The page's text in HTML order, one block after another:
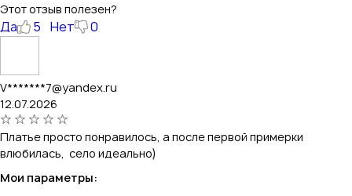
Этот отзыв полезен?
Да 5 Нет 0
V*******7@yandex.ru
12.07.2026
Платье просто понравилось, а после первой примерки
влюбилась, село идеально)
Мои параметры: